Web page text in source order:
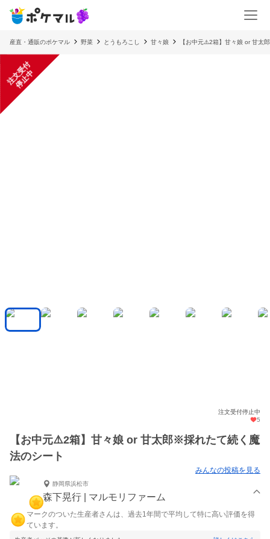
産直・通販のポケマル 野菜 とうもろこし 甘々娘 【お中元⚠️2箱】甘々娘 or 甘太
注
文
受
付
停
止
中
注文受付停止中
5
【お中元⚠️2箱】甘々娘 or 甘太郎※採れたて続く魔
法のシート
みんなの投稿を見る
静岡県浜松市
森下晃行 | マルモリファーム
マークのついた生産者さんは、過去1年間で平均して特に高い評価を得
ています。